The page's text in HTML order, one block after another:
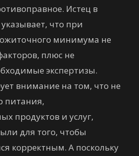
Истец в
что при
минимума не
плюс не
экспертизы.
внимание на том, что не
питания,
продуктов и услуг,
для того, чтобы
корректным. А поскольку